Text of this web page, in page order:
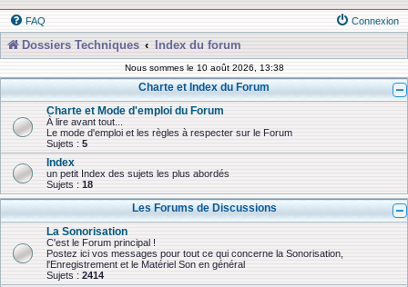
FAQ Connexion
Dossiers Techniques Index du forum
Nous sommes le 10 août 2026, 13:38
Charte et Index du Forum
Charte et Mode d'emploi du Forum
À lire avant tout...
Le mode d'emploi et les règles à respecter sur le Forum
Sujets : 5
Index
un petit Index des sujets les plus abordés
Sujets : 18
Les Forums de Discussions
La Sonorisation
C'est le Forum principal !
Postez ici vos messages pour tout ce qui concerne la Sonorisation,
l'Enregistrement et le Matériel Son en général
Sujets : 2414